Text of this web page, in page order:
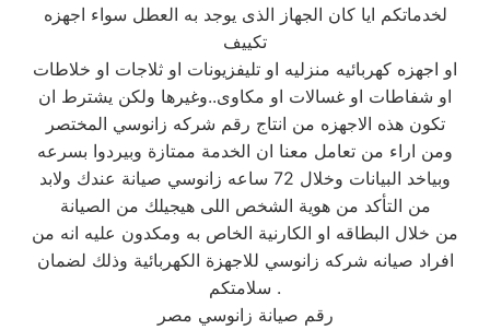
لخدماتكم ايا كان الجهاز الذى يوجد به العطل سواء اجهزه
تكييف
او اجهزه كهربائيه منزليه او تليفزيونات او ثلاجات او خلاطات
او شفاطات او غسالات او مكاوى..وغيرها ولكن يشترط ان
تكون هذه الاجهزه من انتاج رقم شركه زانوسي المختصر
ومن اراء من تعامل معنا ان الخدمة ممتازة وبيردوا بسرعه
وبياخد البيانات وخلال 72 ساعه زانوسي صيانة عندك ولابد
من التأكد من هوية الشخص اللى هيجيلك من الصيانة
من خلال البطاقه او الكارنية الخاص به ومكدون عليه انه من
افراد صيانه شركه زانوسي للاجهزة الكهربائية وذلك لضمان
سلامتكم .
رقم صيانة زانوسي مصر